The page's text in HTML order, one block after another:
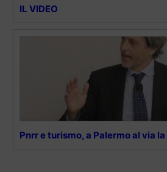
IL VIDEO
Pnrr e turismo, a Palermo al via